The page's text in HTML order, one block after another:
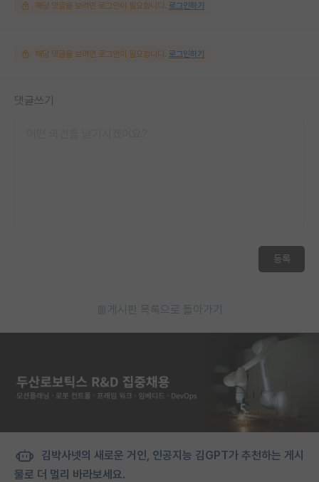
해당 댓글을 보려면 로그인이 필요합니다. 로그인하기
해당 댓글을 보려면 로그인이 필요합니다. 로그인하기
댓글쓰기
등록
게시판 목록으로 돌아가기
김박사넷의 새로운 거인, 인공지능 김GPT가 추천하는 게시
물로 더 멀리 바라보세요.